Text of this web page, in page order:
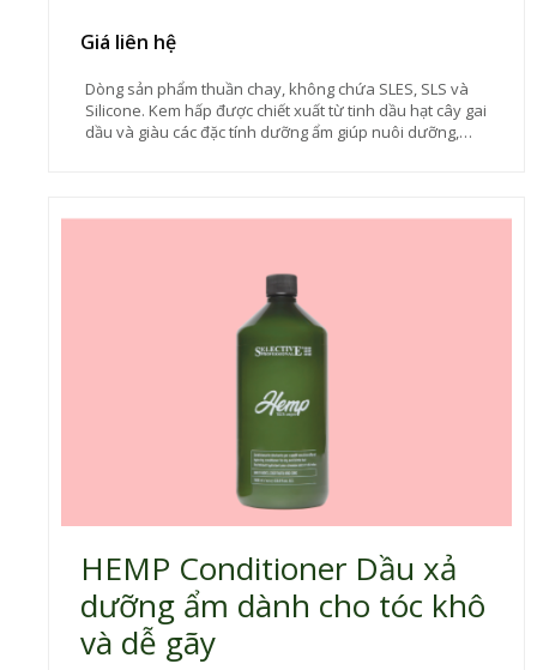
Giá liên hệ
Dòng sản phẩm thuần chay, không chứa SLES, SLS và
Silicone. Kem hấp được chiết xuất từ tinh dầu hạt cây gai
dầu và giàu các đặc tính dưỡng ẩm giúp nuôi dưỡng,
cần được điều trị chuyên sâu.
HEMP Conditioner Dầu xả
dưỡng ẩm dành cho tóc khô
và dễ gãy